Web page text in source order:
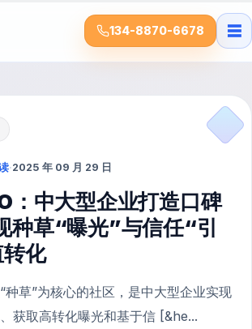
134-8870-6678 ☰
·2025 年 09 月 29 日
：中大型企业打造口碑
种草“曝光”与信任“引
化
种草”为核心的社区，是中大型企业实现
获取高转化曝光和基于信 [&he...